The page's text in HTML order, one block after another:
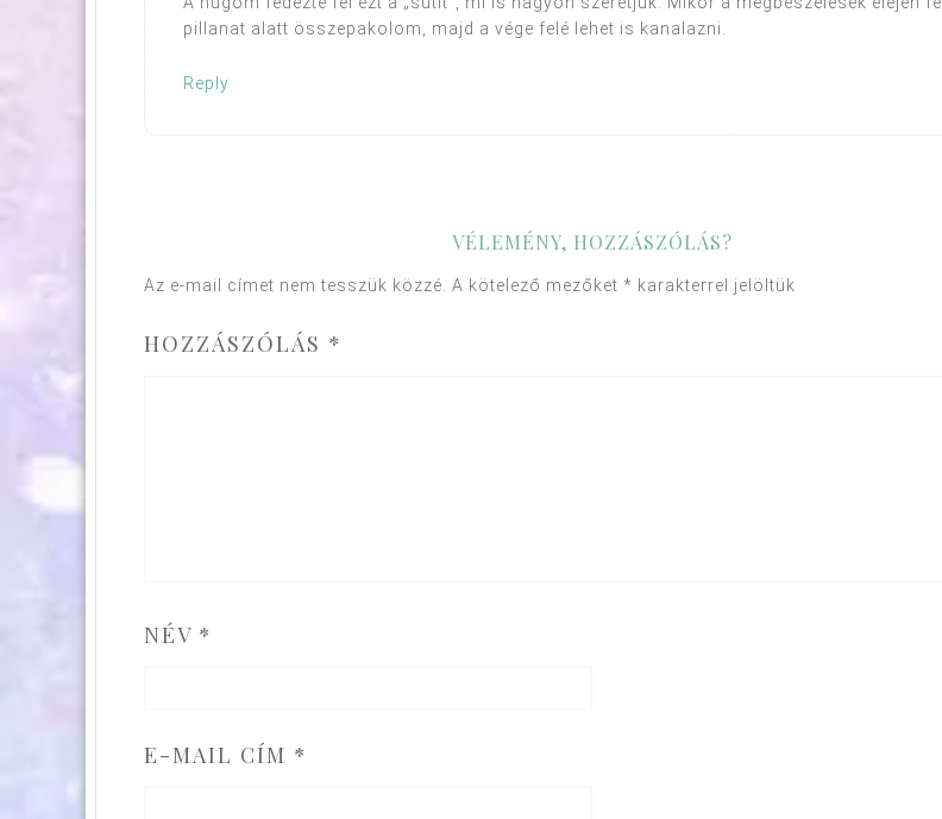
pillanat alatt összepakolom, majd a vége felé lehet is kanalazni.
Reply
VÉLEMÉNY, HOZZÁSZÓLÁS?
Az e-mail címet nem tesszük közzé. A kötelező mezőket * karakterrel jelöltük
HOZZÁSZÓLÁS *
NÉV *
E-MAIL CÍM *